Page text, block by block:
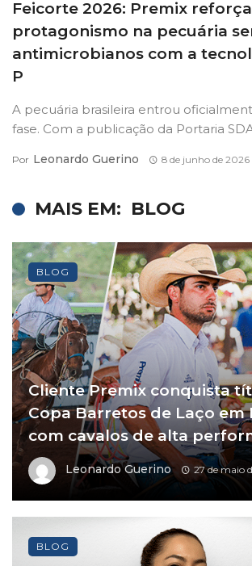
Feicorte 2026: Premix reforça
protagonismo na pecuária
antimicrobianos com a
P
A pecuária brasileira entrou
fase. Com a publicação da Portaria
Por Leonardo Guerino 8 de junho de 2026
MAIS EM: BLOG
Cliente Premix conquista
Copa Barretos de Laço em
com cavalos de alta
Leonardo Guerino 27 de maio
BLOG
BLOG